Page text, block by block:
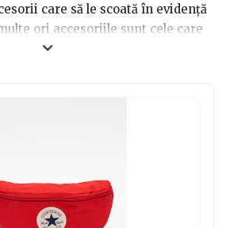
care să le scoată în evidență
ori accesoriile sunt cele care
ținute și au trecut de mult de la